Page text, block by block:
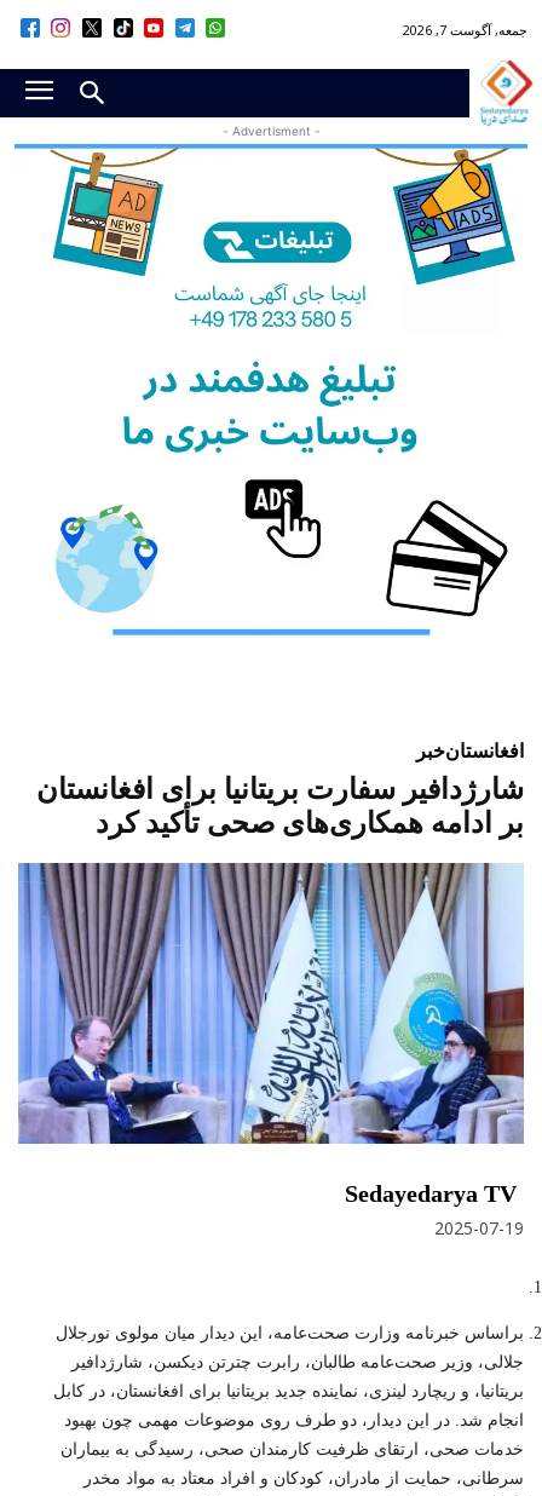
جمعه, آگوست 7, 2026
- Advertisment -
افغانستانخبر
شارژدافیر سفارت بریتانیا برای افغانستان
بر ادامه همکاری‌های صحی تأکید کرد
Sedayedarya TV
2025-07-19
براساس خبرنامه وزارت صحت‌عامه، این دیدار میان مولوی نورجلال
جلالی، وزیر صحت‌عامه طالبان، رابرت چترتن دیکسن، شارژدافیر
بریتانیا، و ریچارد لینزی، نماینده جدید بریتانیا برای افغانستان، در کابل
انجام شد. در این دیدار، دو طرف روی موضوعات مهمی چون بهبود
خدمات صحی، ارتقای ظرفیت کارمندان صحی، رسیدگی به بیماران
سرطانی، حمایت از مادران، کودکان و افراد معتاد به مواد مخدر